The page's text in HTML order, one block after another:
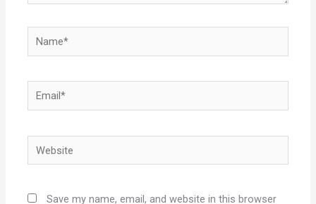
Name*
Email*
Website
Save my name, email, and website in this browser